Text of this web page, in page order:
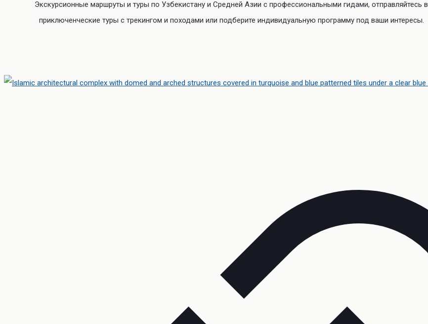
Экскурсионные маршруты и туры по Узбекистану и Средней Азии с профессиональными гидами, отправляйтесь в
приключенческие туры с трекингом и походами или подберите индивидуальную программу под ваши интересы.